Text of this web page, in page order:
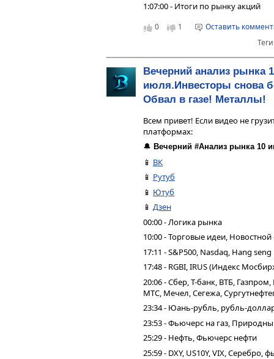
1:07:00 - Итоги по рынку акций
0 1
Оставить
Вечерний анализ рынка
июля.Инвесторы снова
Обвал в газе! Металлы!
Всем привет! Если видео не
платформах:
🔔 Вечерний #Анализ рынка 10
📱 ВК
📱 Рутуб
📱 Ютуб
📱 Дзен
00:00 - Логика рынка
10:00 - Торговые идеи,
17:11 - S&P500, Nasdaq, Hang seng
17:48 - RGBI, IRUS (Индекс
20:06 - Сбер, Т-банк, ВТБ,
МТС, Мечел, Сегежа,
23:34 - Юань-рубль, рубль-
23:53 - Фьючерс на газ,
25:29 - Нефть, Фьючерс нефти
25:59 - DXY, US10Y, VIX,